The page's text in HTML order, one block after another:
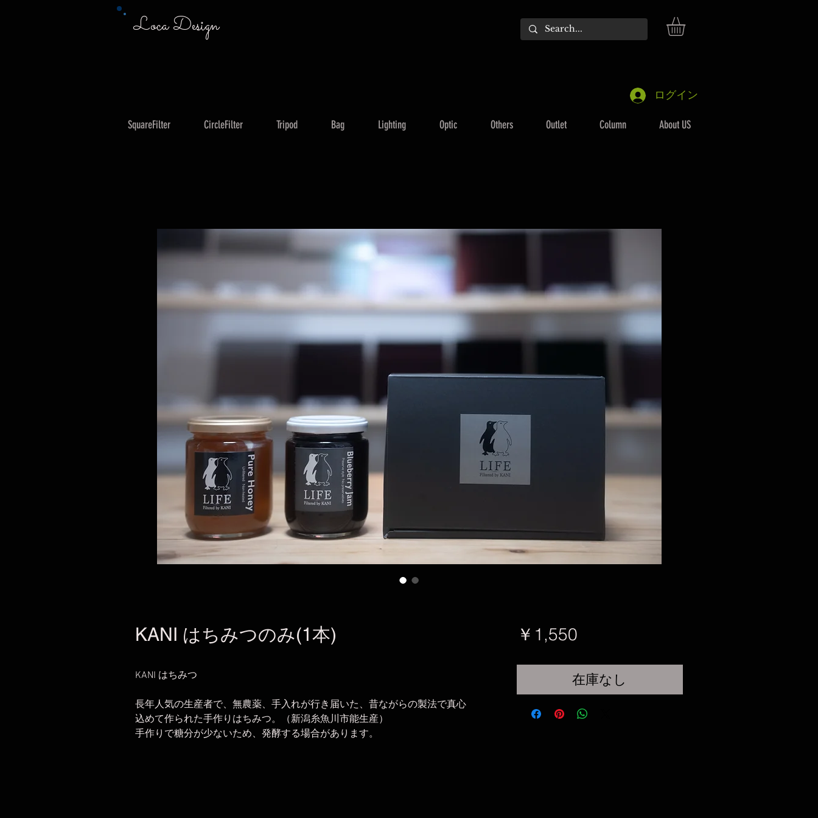
Loca Design
ログイン
SquareFilter CircleFilter Tripod Bag Lighting Optic Others Outlet Column About US
KANI はちみつのみ(1本)
KANI はちみつ
長年人気の生産者で、無農薬、手入れが行き届いた、昔ながらの製法で真心
込めて作られた手作りはちみつ。（新潟糸魚川市能生産）
手作りで糖分が少ないため、発酵する場合があります。
￥1,550価
在庫なし